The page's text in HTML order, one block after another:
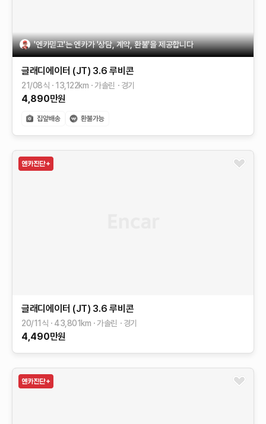
'엔카믿고'는 엔카가 '상담, 계약, 환불'을 제공합니다
글래디에이터 (JT) 3.6 루비콘
21/08식 13,122km 가솔린 경기
4,890만원
글래디에이터 (JT) 3.6 루비콘
20/11식 43,801 km 가솔린 경기
4,490만원